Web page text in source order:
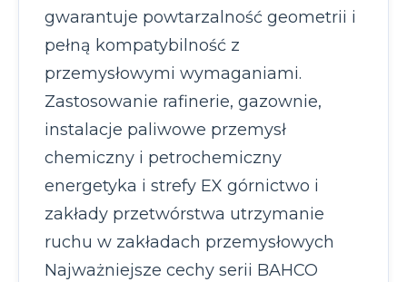
gwarantuje powtarzalność geometrii i
pełną kompatybilność z
przemysłowymi wymaganiami.
Zastosowanie rafinerie, gazownie,
instalacje paliwowe przemysł
chemiczny i petrochemiczny
energetyka i strefy EX górnictwo i
zakłady przetwórstwa utrzymanie
ruchu w zakładach przemysłowych
Najważniejsze cechy serii BAHCO